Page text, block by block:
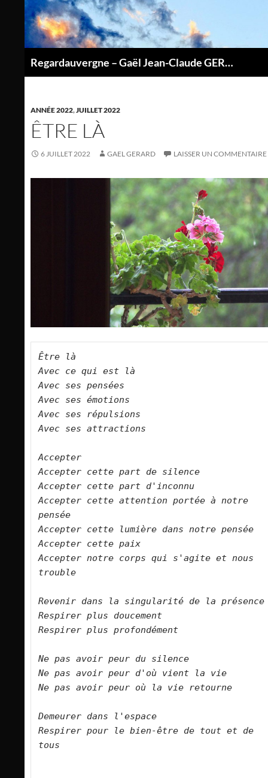
contenu
Regardauvergne – Gaël Jean-Claude GERARD
ANNÉE 2022,JUILLET 2022
ÊTRE LÀ
6 JUILLET 2022 GAEL GERARD LAISSER UN COMMENTAIRE
Être là
Avec ce qui est là
Avec ses pensées
Avec ses émotions
Avec ses répulsions
Avec ses attractions
Accepter
Accepter cette part de silence
Accepter cette part d'inconnu
Accepter cette attention portée à notre
pensée
Accepter cette lumière dans notre
Accepter cette paix
Accepter notre corps qui s'agite et nous
trouble
Revenir dans la singularité de la présence
Respirer plus doucement
Respirer plus profondément
Ne pas avoir peur du silence
Ne pas avoir peur d'où vient la vie
Ne pas avoir peur où la vie retourne
Demeurer dans l'espace
Respirer pour le bien-être de tout et de
tous